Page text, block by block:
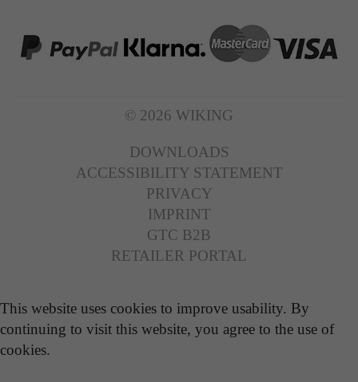
© 2026 WIKING
DOWNLOADS
ACCESSIBILITY STATEMENT
PRIVACY
IMPRINT
GTC B2B
RETAILER PORTAL
This website uses cookies to improve usability. By
continuing to visit this website, you agree to the use of
cookies.